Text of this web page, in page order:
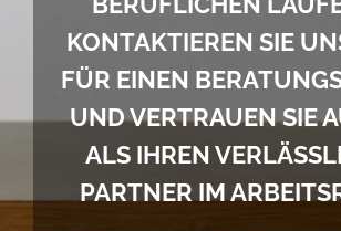
KONTAKTIEREN SIE
FÜR EINEN
UND VERTRAUEN SIE
ALS IHREN
PARTNER IM